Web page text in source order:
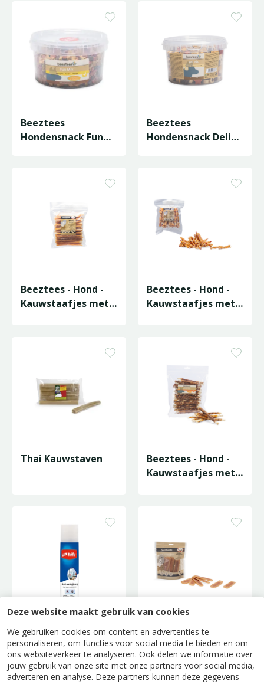
Deze website maakt gebruik van cookies
We gebruiken cookies om content en advertenties te
personaliseren, om functies voor social media te bieden en om
ons websiteverkeer te analyseren. Ook delen we informatie over
jouw gebruik van onze site met onze partners voor social media,
adverteren en analyse. Deze partners kunnen deze gegevens
Beeztees
Hondensnack Fun
Beeztees
Hondensnack Deli
Beeztees - Hond -
Kauwstaafjes met
Beeztees - Hond -
Kauwstaafjes met
Thai Kauwstaven
Beeztees - Hond -
Kauwstaafjes met
Bolfo Mand en
Tapijtspray
Beeztees - Hond -
Kipfilet Strips met
Eend 400g